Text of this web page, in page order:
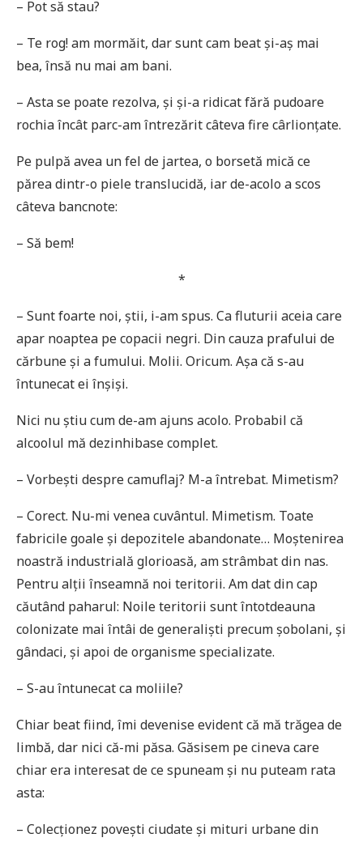
– Pot să stau?
– Te rog! am mormăit, dar sunt cam beat și-aș mai
bea, însă nu mai am bani.
– Asta se poate rezolva, și și-a ridicat fără pudoare
rochia încât parc-am întrezărit câteva fire cârlionțate.
Pe pulpă avea un fel de jartea, o borsetă mică ce
părea dintr-o piele translucidă, iar de-acolo a scos
câteva bancnote:
– Să bem!
*
– Sunt foarte noi, știi, i-am spus. Ca fluturii aceia care
apar noaptea pe copacii negri. Din cauza prafului de
cărbune și a fumului. Molii. Oricum. Așa că s-au
întunecat ei înșiși.
Nici nu știu cum de-am ajuns acolo. Probabil că
alcoolul mă dezinhibase complet.
– Vorbești despre camuflaj? M-a întrebat. Mimetism?
– Corect. Nu-mi venea cuvântul. Mimetism. Toate
fabricile goale și depozitele abandonate… Moștenirea
noastră industrială glorioasă, am strâmbat din nas.
Pentru alții înseamnă noi teritorii. Am dat din cap
căutând paharul: Noile teritorii sunt întotdeauna
colonizate mai întâi de generaliști precum șobolani, și
gândaci, și apoi de organisme specializate.
– S-au întunecat ca moliile?
Chiar beat fiind, îmi devenise evident că mă trăgea de
limbă, dar nici că-mi păsa. Găsisem pe cineva care
chiar era interesat de ce spuneam și nu puteam rata
asta:
– Colecționez povești ciudate și mituri urbane din